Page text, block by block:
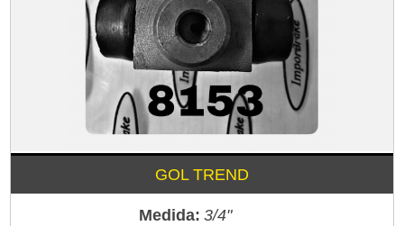
GOL TREND
Medida: 3/4"